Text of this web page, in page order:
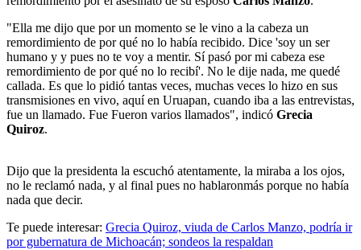
"Ella me dijo que por un momento se le vino a la cabeza un
remordimiento de por qué no lo había recibido. Dice 'soy un ser
humano y y pues no te voy a mentir. Sí pasó por mi cabeza ese
remordimiento de por qué no lo recibí'. No le dije nada, me quedé
callada. Es que lo pidió tantas veces, muchas veces lo hizo en sus
transmisiones en vivo, aquí en Uruapan, cuando iba a las entrevistas,
fue un llamado. Fue Fueron varios llamados", indicó Grecia
Quiroz.
Dijo que la presidenta la escuchó atentamente, la miraba a los ojos,
no le reclamó nada, y al final pues no hablaronmás porque no había
nada que decir.
Te puede interesar: Grecia Quiroz, viuda de Carlos Manzo, podría ir
por gubernatura de Michoacán; sondeos la respaldan